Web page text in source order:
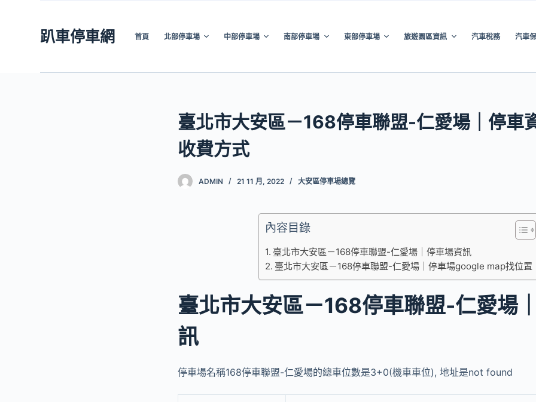
趴車停車網 首頁 北部停車場 中部停車場 南部停車場 東部停車場 旅遊園區資訊 汽車稅務 汽車
臺北市大安區－168停車聯盟-仁愛場｜停車
收費方式
ADMIN 21 11 月, 2022 大安區停車場總覽
內容目錄
臺北市大安區－168停車聯盟-仁愛場｜停車場資訊
臺北市大安區－168停車聯盟-仁愛場｜停車場google map找位置
臺北市大安區－168停車聯盟-仁愛場
訊
停車場名稱168停車聯盟-仁愛場的總車位數是3+0(機車車位), 地址是not found